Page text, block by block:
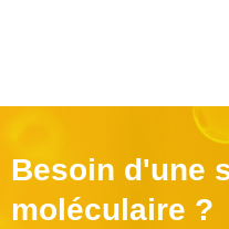
Besoin d'une
moléculaire ?